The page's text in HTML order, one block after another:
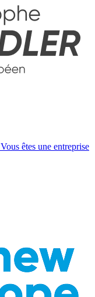
Vous êtes une entreprise